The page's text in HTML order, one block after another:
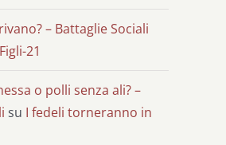
– Battaglie Sociali
21
o polli senza ali? –
su I fedeli torneranno in